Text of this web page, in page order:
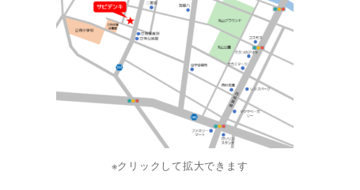
※クリックして拡大できます